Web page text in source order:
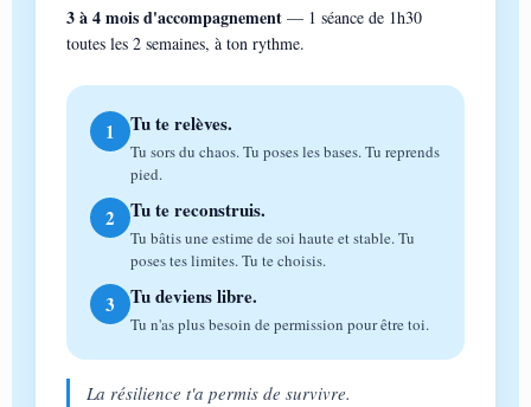
3 à 4 mois d'accompagnement — 1 séance de 1h30
toutes les 2 semaines, à ton rythme.
1 Tu te relèves.
Tu sors du chaos. Tu poses les bases. Tu reprends
pied.
2 Tu te reconstruis.
Tu bâtis une estime de soi haute et stable. Tu
poses tes limites. Tu te choisis.
3 Tu deviens libre.
Tu n'as plus besoin de permission pour être toi.
La résilience t'a permis de survivre.